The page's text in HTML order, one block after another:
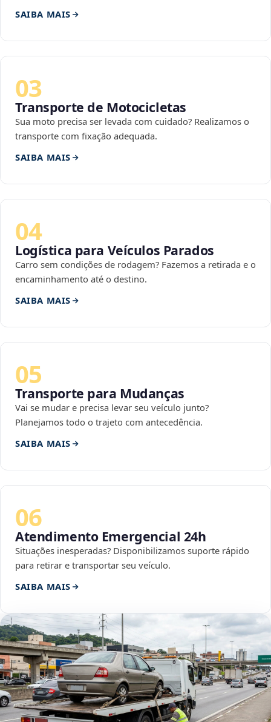
SAIBA MAIS
03
Transporte de Motocicletas
Sua moto precisa ser levada com cuidado? Realizamos o
transporte com fixação adequada.
SAIBA MAIS
04
Logística para Veículos Parados
Carro sem condições de rodagem? Fazemos a retirada e o
encaminhamento até o destino.
SAIBA MAIS
05
Transporte para Mudanças
Vai se mudar e precisa levar seu veículo junto?
Planejamos todo o trajeto com antecedência.
SAIBA MAIS
06
Atendimento Emergencial 24h
Situações inesperadas? Disponibilizamos suporte rápido
para retirar e transportar seu veículo.
SAIBA MAIS